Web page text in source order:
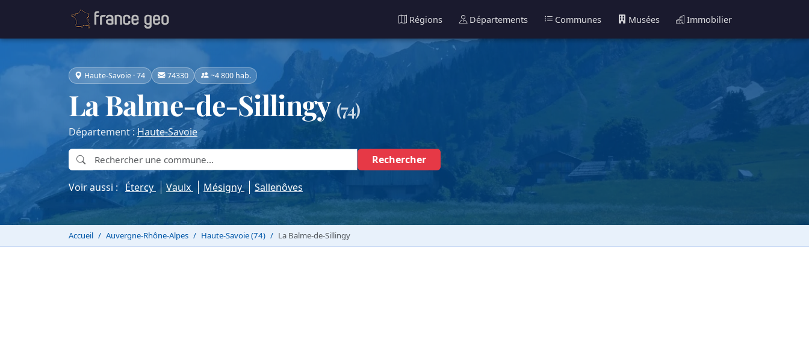
Régions Départements Communes Musées Immobilier
Haute-Savoie · 74 74330 ~4 800 hab.
La Balme-de-Sillingy (74)
Département :Haute-Savoie
Rechercher
Voir aussi : Étercy Vaulx Mésigny Sallenôves
Accueil Auvergne-Rhône-Alpes Haute-Savoie (74) La Balme-de-Sillingy